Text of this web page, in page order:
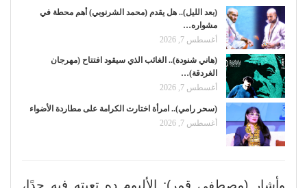
(بعد الليل).. هل يقدم (محمد الشرنوبي) أهم محطة في
مشواره…
أغسطس 7, 2026
(هاني شنودة).. الغائب الذي سيقود افتتاح (مهرجان
الغردقة)…
أغسطس 7, 2026
(سحر رامي).. امرأة اختارت الكرامة على مطاردة الأضواء
أغسطس 7, 2026
وأشار (مصطفى قمر): الألبوم ده تعبته فيه جدًا،